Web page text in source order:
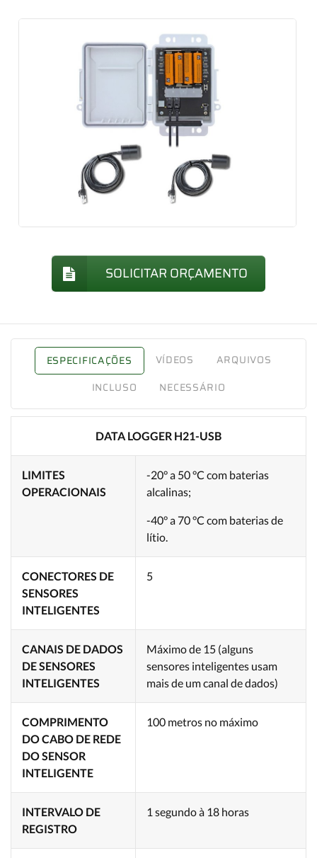
SOLICITAR ORÇAMENTO
ESPECIFICAÇÕES VÍDEOS
ARQUIVOS
INCLUSO
NECESSÁRIO
DATA LOGGER H21-USB
LIMITES
OPERACIONAIS
-20° a 50 °C com baterias
alcalinas;
-40° a 70 °C com baterias de
lítio.
CONECTORES DE
SENSORES
INTELIGENTES
5
CANAIS DE DADOS
DE SENSORES
INTELIGENTES
Máximo de 15 (alguns
sensores inteligentes usam
mais de um canal de dados)
COMPRIMENTO
DO CABO DE REDE
DO SENSOR
INTELIGENTE
100 metros no máximo
INTERVALO DE
REGISTRO
1 segundo à 18 horas